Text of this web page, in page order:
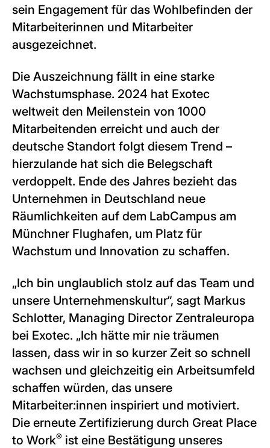
sein Engagement für das Wohlbefinden der
Mitarbeiterinnen und Mitarbeiter
ausgezeichnet.
Die Auszeichnung fällt in eine starke
Wachstumsphase. 2024 hat Exotec
weltweit den Meilenstein von 1000
Mitarbeitenden erreicht und auch der
deutsche Standort folgt diesem Trend –
hierzulande hat sich die Belegschaft
verdoppelt. Ende des Jahres bezieht das
Unternehmen in Deutschland neue
Räumlichkeiten auf dem LabCampus am
Münchner Flughafen, um Platz für
Wachstum und Innovation zu schaffen.
„Ich bin unglaublich stolz auf das Team und
unsere Unternehmenskultur“, sagt Markus
Schlotter, Managing Director Zentraleuropa
bei Exotec. „Ich hätte mir nie träumen
lassen, dass wir in so kurzer Zeit so schnell
wachsen und gleichzeitig ein Arbeitsumfeld
schaffen würden, das unsere
Mitarbeiter:innen inspiriert und motiviert.
Die erneute Zertifizierung durch Great Place
to Work® ist eine Bestätigung unseres